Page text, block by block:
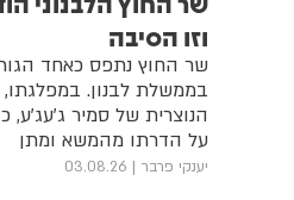
וזו הסיבה
שר החוץ נתפס כאחד
בממשלת לבנון. במפלגתו,
הנוצרית של סמיר ג'עג'ע,
על הדרתו מהמשא ומתן
יענקי פרבר 03.08.26